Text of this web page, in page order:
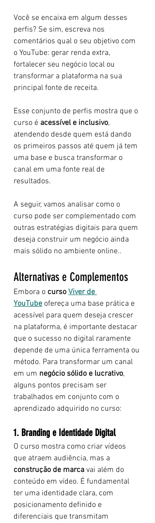
Você se encaixa em algum desses
perfis? Se sim, escreva nos
comentários qual o seu objetivo com
o YouTube: gerar renda extra,
fortalecer seu negócio local ou
transformar a plataforma na sua
principal fonte de receita.
Esse conjunto de perfis mostra que o
curso é acessível e inclusivo,
atendendo desde quem está dando
os primeiros passos até quem já tem
uma base e busca transformar o
canal em uma fonte real de
resultados.
A seguir, vamos analisar como o
curso pode ser complementado com
outras estratégias digitais para quem
deseja construir um negócio ainda
mais sólido no ambiente online..
Alternativas e Complementos
Embora o curso Viver de
YouTube ofereça uma base prática e
acessível para quem deseja crescer
na plataforma, é importante destacar
que o sucesso no digital raramente
depende de uma única ferramenta ou
método. Para transformar um canal
em um negócio sólido e lucrativo,
alguns pontos precisam ser
trabalhados em conjunto com o
aprendizado adquirido no curso:
1. Branding e Identidade Digital
O curso mostra como criar vídeos
que atraem audiência, mas a
construção de marca vai além do
conteúdo em vídeo. É fundamental
ter uma identidade clara, com
posicionamento definido e
diferenciais que transmitam